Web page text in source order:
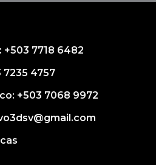
+503 7718 6482
7235 4757
+503 7068 9972